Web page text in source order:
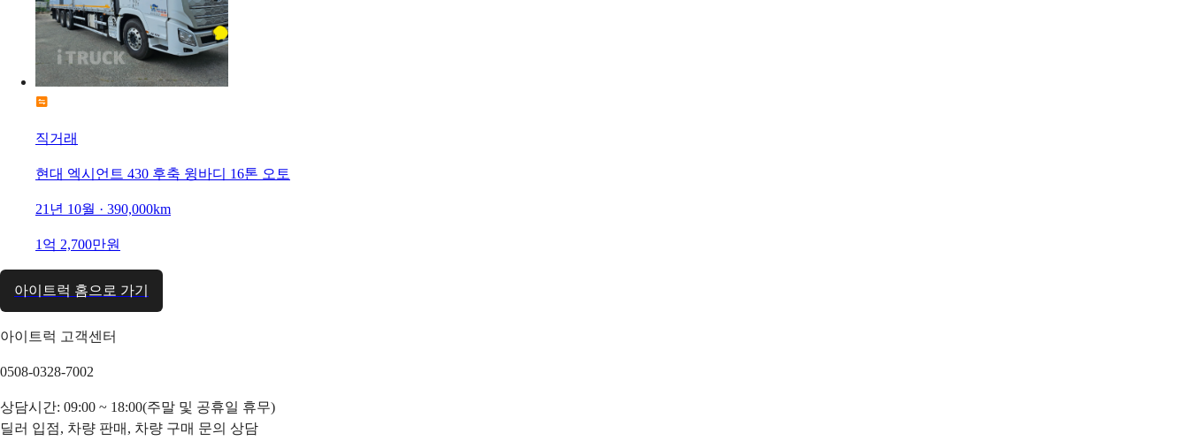
직거래
현대 엑시언트 430 후축 윙바디 16톤 오토
21년 10월 · 390,000km
1억 2,700만원
아이트럭 홈으로 가기
아이트럭 고객센터
0508-0328-7002
상담시간: 09:00 ~ 18:00(주말 및 공휴일 휴무)
딜러 입점, 차량 판매, 차량 구매 문의 상담